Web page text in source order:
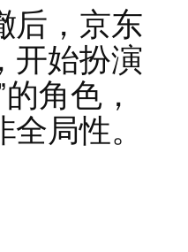
后，京东
开始扮演
角色，
局性。